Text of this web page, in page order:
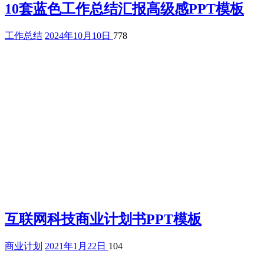
10套蓝色工作总结汇报高级感PPT模板
工作总结 2024年10月10日 778
互联网科技商业计划书PPT模板
商业计划 2021年1月22日 104